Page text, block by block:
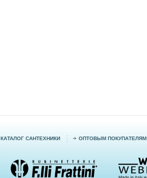
КАТАЛОГ САНТЕХНИКИ ОПТОВЫМ ПОКУПАТЕЛЯМ